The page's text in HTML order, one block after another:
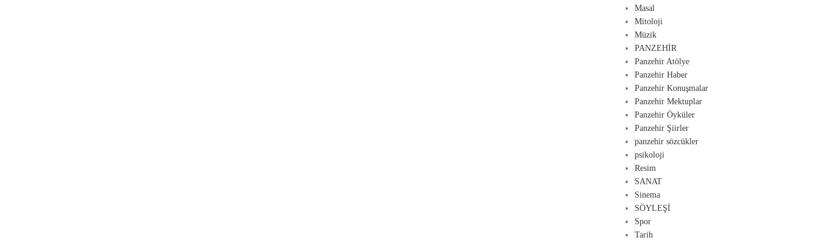
Masal
Mitoloji
Müzik
PANZEHİR
Panzehir Atölye
Panzehir Haber
Panzehir Konuşmalar
Panzehir Mektuplar
Panzehir Öyküler
Panzehir Şiirler
panzehir sözcükler
psikoloji
Resim
SANAT
Sinema
SÖYLEŞİ
Spor
Tarih